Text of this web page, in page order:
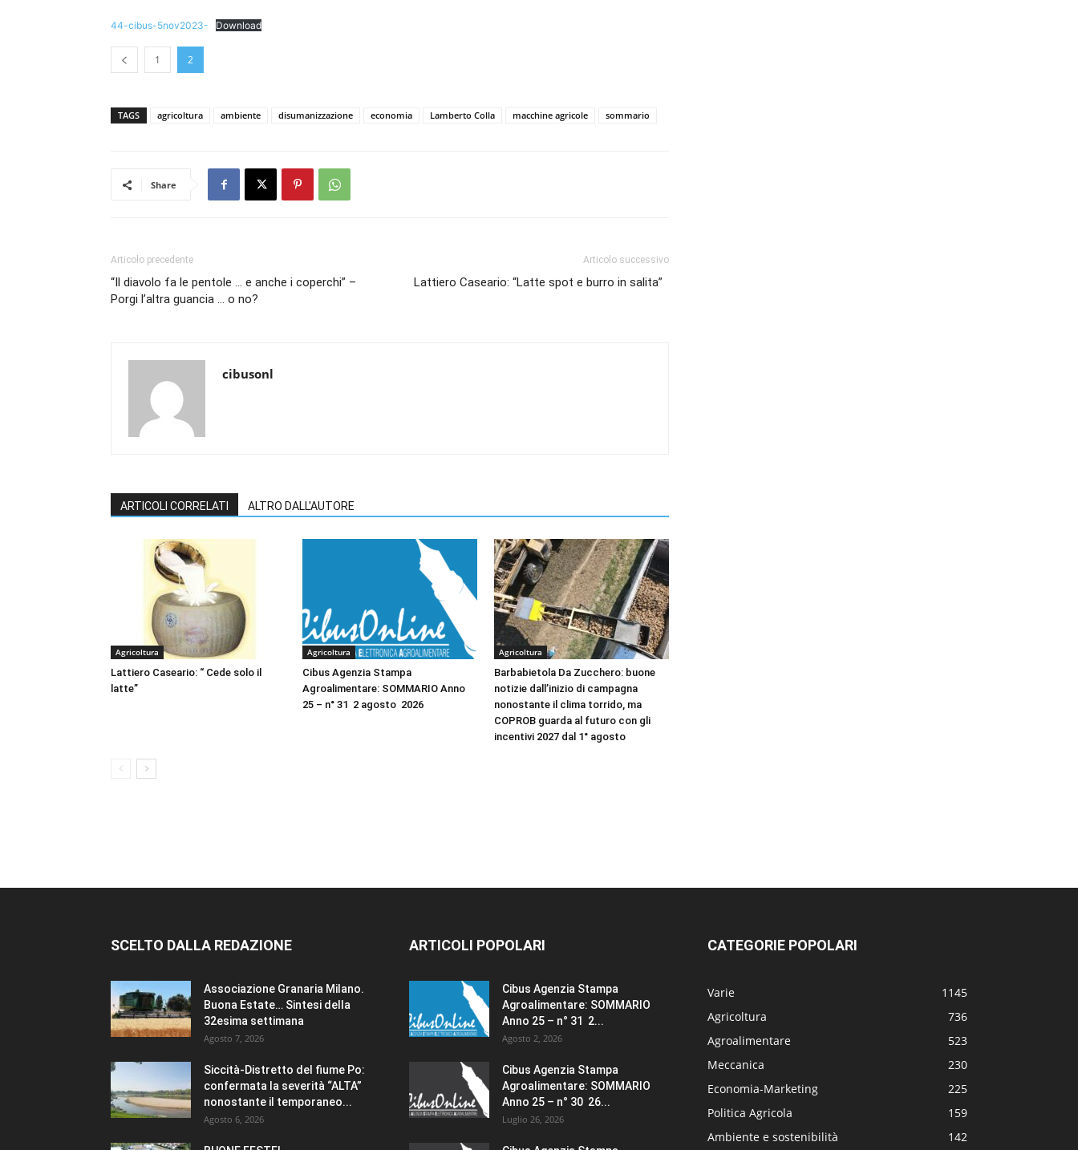
44-cibus-5nov2023- Download
1 2
TAGS agricoltura ambiente disumanizzazione economia Lamberto Colla macchine agricole sommario
Share
Articolo precedente
“Il diavolo fa le pentole … e anche i coperchi” –
Porgi l’altra guancia … o no?
Articolo successivo
Lattiero Caseario: “Latte spot e burro in salita”
cibusonl
ARTICOLI CORRELATI ALTRO DALL'AUTORE
Agricoltura
Lattiero Caseario: “ Cede solo il
latte”
Agricoltura
Cibus Agenzia Stampa
Agroalimentare: SOMMARIO Anno
25 – n° 31 2 agosto 2026
Agricoltura
Barbabietola Da Zucchero: buone
notizie dall’inizio di campagna
nonostante il clima torrido, ma
COPROB guarda al futuro con gli
incentivi 2027 dal 1° agosto
SCELTO DALLA REDAZIONE
Associazione Granaria Milano.
Buona Estate… Sintesi della
32esima settimana
Agosto 7, 2026
Siccità-Distretto del fiume Po:
confermata la severità “ALTA”
nonostante il temporaneo...
Agosto 6, 2026
ARTICOLI POPOLARI
Cibus Agenzia Stampa
Agroalimentare: SOMMARIO
Anno 25 – n° 31 2...
Agosto 2, 2026
Cibus Agenzia Stampa
Agroalimentare: SOMMARIO
Anno 25 – n° 30 26...
Luglio 26, 2026
CATEGORIE POPOLARI
Varie
1145
Agricoltura
736
Agroalimentare
523
Meccanica
230
Economia-Marketing
225
Politica Agricola
159
Ambiente e sostenibilità
142